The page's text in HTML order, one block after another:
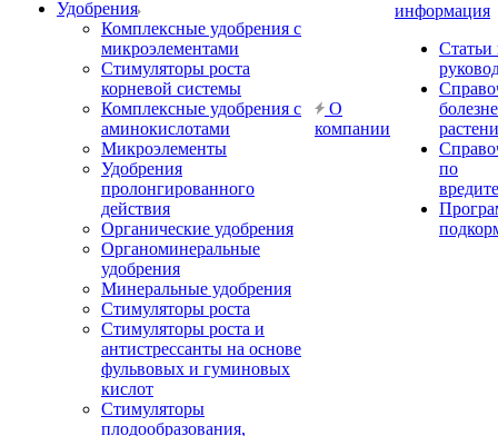
Удобрения
Комплексные удобрения с
микроэлементами
Стимуляторы роста
корневой системы
Комплексные удобрения с
аминокислотами
Микроэлементы
Удобрения
пролонгированного
действия
Органические удобрения
Органоминеральные
удобрения
Минеральные удобрения
Стимуляторы роста
Стимуляторы роста и
антистрессанты на основе
фульвовых и гуминовых
кислот
Стимуляторы
плодообразования,
О
компании
информация
Статьи
по